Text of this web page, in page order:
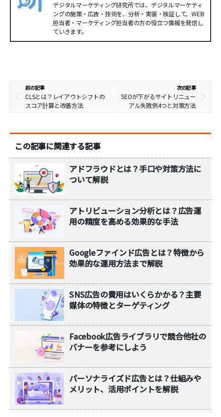
デジタルマーケティング研究所では、デジタルマーケティ
ングの施策・広告・技術を、分析・実装・検証して、WEB
担当者・マーケティング担当者の方の役立つ情報を発信し
ていきます。
前の記事
CLSとは？レイアウトシフトの
スコア計算と改善方法
次の記事
SEOが下がるサイトリニュー
アル失敗例4つと対策方法
この記事に関連する記事
アドフラウドとは？手口や対策方法に
ついて解説
アトリビューション分析とは？広告運
用の精度を高める効果的な手法
Googleファインド広告とは？特徴から
効果的な運用方法まで解説
SNS広告の費用はいくらかかる？主要
媒体の特徴とターゲティング
Facebook広告ライブラリで競合他社の
バナーを参考にしよう
パーソナライズド広告とは？仕組みや
メリット、活用ポイントを解説